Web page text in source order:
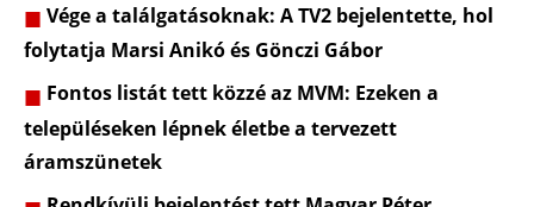
Vége a találgatásoknak: A TV2 bejelentette, hol
folytatja Marsi Anikó és Gönczi Gábor
Fontos listát tett közzé az MVM: Ezeken a
településeken lépnek életbe a tervezett
áramszünetek